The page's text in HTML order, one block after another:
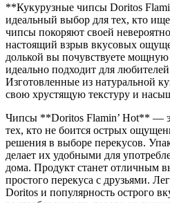
**Кукурузные чипсы Doritos
идеальный выбор для тех, кто
чипсы покоряют своей
настоящий взрыв вкусовых
долькой вы почувствуете
идеально подходит для
Изготовленные из натуральной
свою хрустящую текстуру и
Чипсы **Doritos Flamin’ Hot** —
тех, кто не боится острых
решения в выборе перекусов.
делает их удобными для
дома. Продукт станет отличным
простого перекуса с друзьями.
Doritos и популярность острого